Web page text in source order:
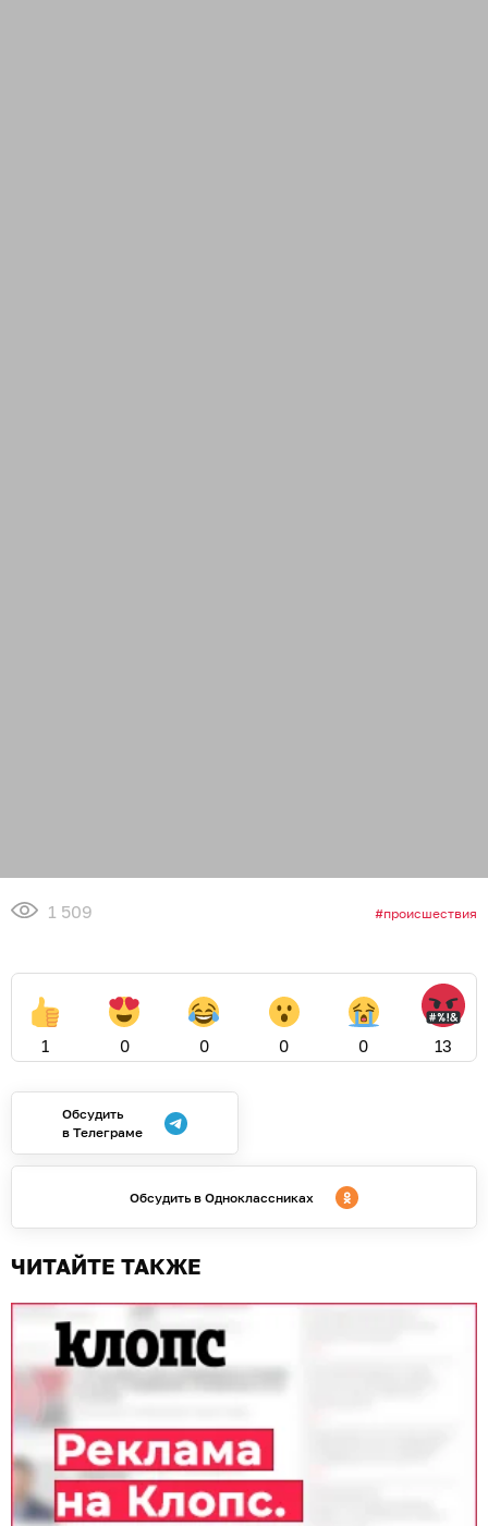
1 509 происшествия
1 0 0 0 0 13
Обсудить
в Телеграме
Обсудить в Одноклассниках
ЧИТАЙТЕ ТАКЖЕ